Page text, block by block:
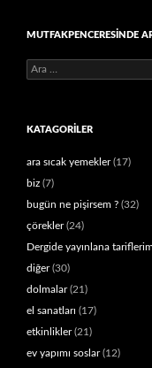
MUTFAKPENCERESINDE
Arama:
KATAGORILER
ara sıcak yemekler(17)
biz (7)
bugün ne pişirsem ? (32)
çörekler(24)
Dergide yayınlana
diğer(30)
dolmalar(21)
el sanatları (17)
etkinlikler(21)
ev yapımı soslar(12)